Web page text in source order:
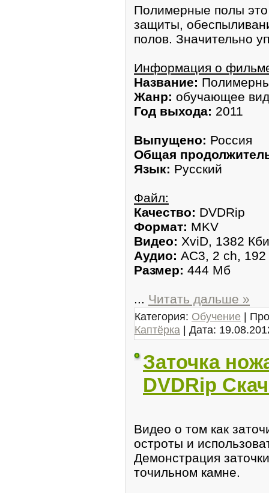
Полимерные полы
защиты,
полов. Значительно
Информация о
Название:
Жанр: обучающее
Год выхода: 2011
Выпущено: Россия
Общая
Язык: Русский
Файл:
Качество: DVDRip
Формат: MKV
Видео: XviD, 1382
Аудио: AC3, 2 ch, 192
Размер: 444 Мб
... Читать дальше »
Категория: Обучение |
Каптёрка | Дата:
Заточка
DVDRip
Видео о том как
остроты и
Демонстрация
точильном камне.